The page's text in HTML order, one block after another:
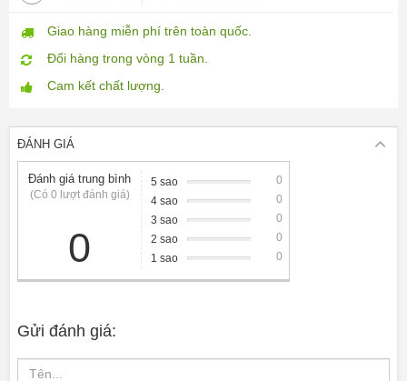
Giao hàng miễn phí trên toàn quốc.
Đổi hàng trong vòng 1 tuần.
Cam kết chất lượng.
ĐÁNH GIÁ
Đánh giá trung bình
(Có 0 lượt đánh giá)
0
5 sao
0
4 sao
0
3 sao
0
2 sao
0
1 sao
0
Gửi đánh giá: